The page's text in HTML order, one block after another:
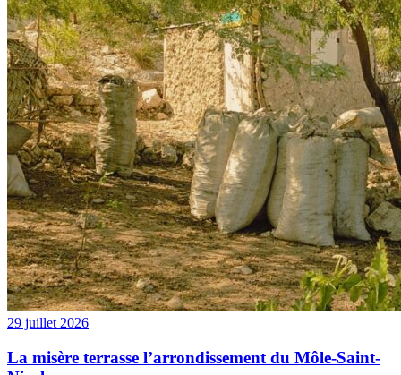
29 juillet 2026
La misère terrasse l’arrondissement du Môle-Saint-